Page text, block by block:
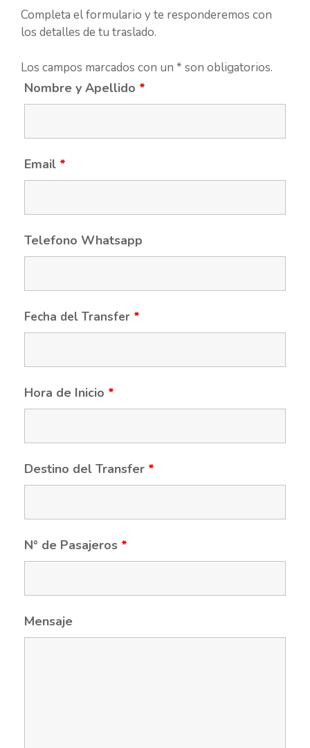
Completa el formulario y te responderemos con
los detalles de tu traslado.
Los campos marcados con un * son obligatorios.
Nombre y Apellido *
Email *
Telefono Whatsapp
Fecha del Transfer *
Hora de Inicio *
Destino del Transfer *
N° de Pasajeros *
Mensaje